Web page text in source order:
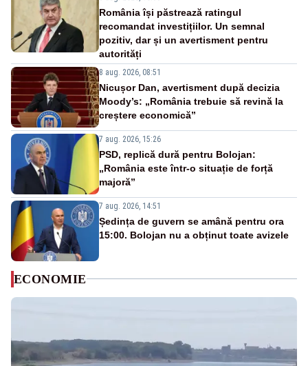
România își păstrează ratingul
recomandat investițiilor. Un semnal
pozitiv, dar și un avertisment pentru
autorități
8 aug. 2026, 08:51
Nicușor Dan, avertisment după decizia
Moody’s: „România trebuie să revină la
creștere economică”
7 aug. 2026, 15:26
PSD, replică dură pentru Bolojan:
„România este într-o situație de forță
majoră”
7 aug. 2026, 14:51
Ședința de guvern se amână pentru ora
15:00. Bolojan nu a obținut toate avizele
ECONOMIE